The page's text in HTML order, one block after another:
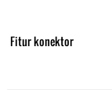
Fitur konektor